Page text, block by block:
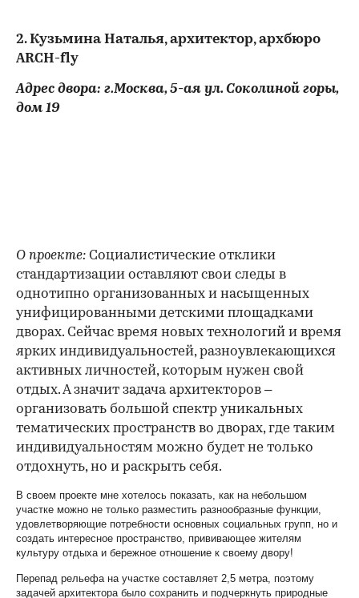
2. Кузьмина Наталья, архитектор, архбюро
ARCH-fly
Адрес двора: г.Москва, 5-ая ул. Соколиной горы,
дом 19
О проекте: Социалистические отклики
стандартизации оставляют свои следы в
однотипно организованных и насыщенных
унифицированными детскими площадками
дворах. Сейчас время новых технологий и время
ярких индивидуальностей, разноувлекающихся
активных личностей, которым нужен свой
отдых. А значит задача архитекторов –
организовать большой спектр уникальных
тематических пространств во дворах, где таким
индивидуальностям можно будет не только
отдохнуть, но и раскрыть себя.
В своем проекте мне хотелось показать, как на небольшом
участке можно не только разместить разнообразные функции,
удовлетворяющие потребности основных социальных групп, но и
создать интересное пространство, прививающее жителям
культуру отдыха и бережное отношение к своему двору!
Перепад рельефа на участке составляет 2,5 метра, поэтому
задачей архитектора было сохранить и подчеркнуть природные